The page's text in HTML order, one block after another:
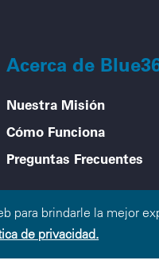
para brindarle la mejor
de privacidad.
Acerca de
Nuestra Misión
Cómo Funciona
Preguntas Frecuentes
de Uso Aviso de no